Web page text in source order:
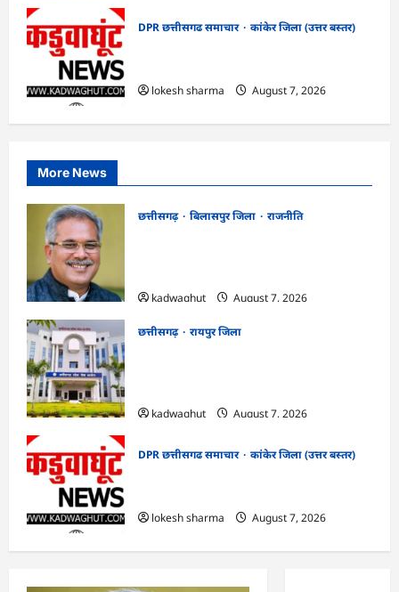
DPR छत्तीसगढ समाचार
कांकेर जिला (उत्तर बस्तर)
lokesh sharma
August 7, 2026
More News
छत्तीसगढ़ बिलासपुर जिला
राजनीति
kadwaghut
August 7, 2026
छत्तीसगढ़
रायपुर जिला
kadwaghut
August 7, 2026
DPR छत्तीसगढ समाचार
कांकेर जिला (उत्तर बस्तर)
lokesh sharma
August 7, 2026